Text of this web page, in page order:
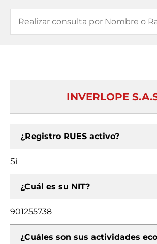
INVERLOPE
¿Registro RUES activo?
Si
¿Cuál es su NIT?
901255738
¿Cuáles son sus actividades